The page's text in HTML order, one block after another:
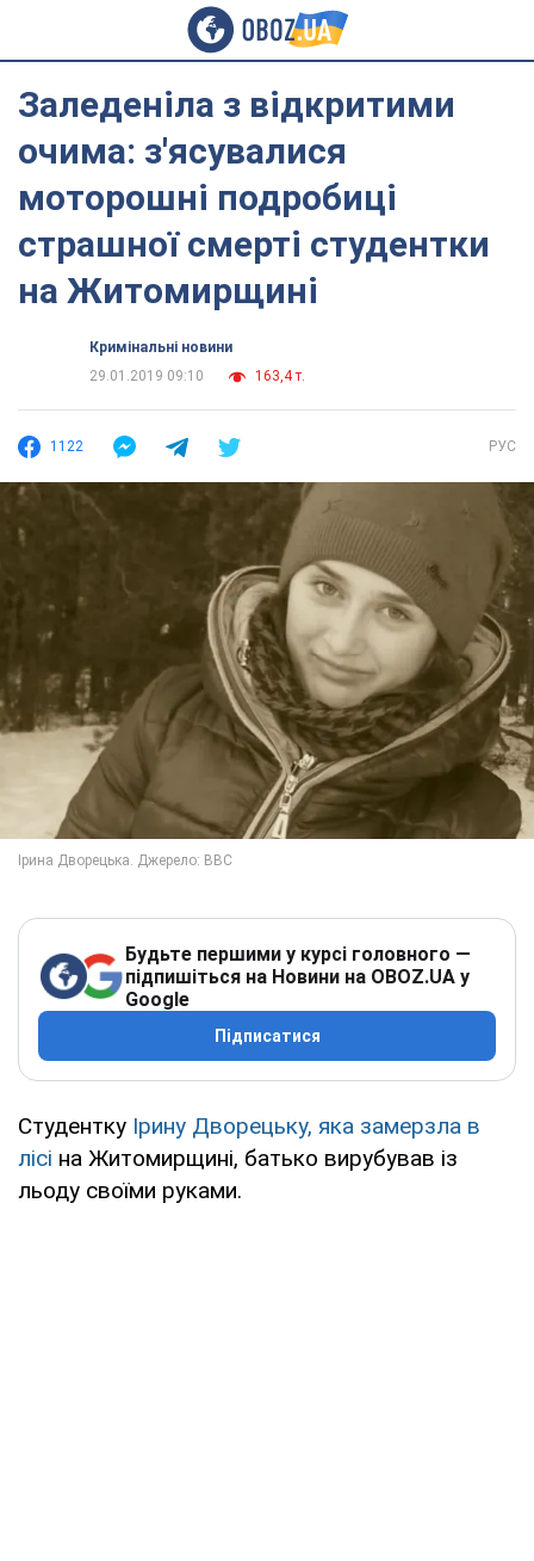
Заледеніла з відкритими
очима: з'ясувалися
моторошні подробиці
страшної смерті студентки
на Житомирщині
Кримінальні новини
29.01.2019 09:10
163,4 т.
1122 РУС
Будьте першими у курсі головного —
підпишіться на Новини на OBOZ.UA у
Google
Підписатися
Студентку Ірину Дворецьку, яка замерзла в
лісі на Житомирщині, батько вирубував із
льоду своїми руками.